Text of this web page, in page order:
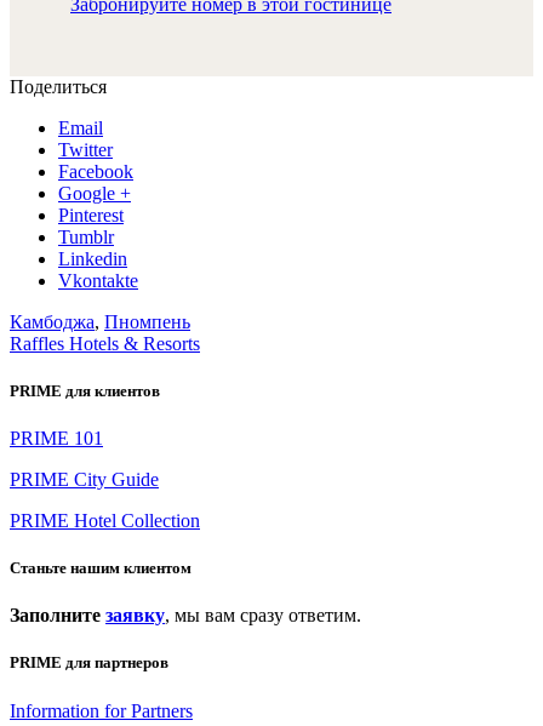
Поделиться
Email
Twitter
Facebook
Google +
Pinterest
Tumblr
Linkedin
Vkontakte
Камбоджа, Пномпень
Raffles Hotels & Resorts
PRIME для клиентов
PRIME 101
PRIME City Guide
PRIME Hotel Collection
Станьте нашим клиентом
Заполните заявку, мы вам сразу ответим.
PRIME для партнеров
Information for Partners